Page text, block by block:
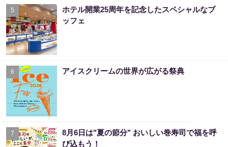
5
ホテル開業25周年を記念したスペシャルなブ
ッフェ
6 アイスクリームの世界が広がる祭典
7
8月6日は"夏の節分" おいしい巻寿司で福を呼
び込もう！